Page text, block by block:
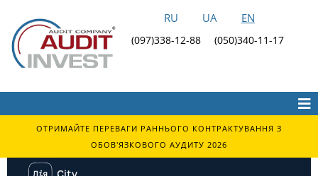
RU UA EN
(097)338-12-88 (050)340-11-17
ОТРИМАЙТЕ ПЕРЕВАГИ РАННЬОГО КОНТРАКТУВАННЯ З
ОБОВ'ЯЗКОВОГО АУДИТУ 2026